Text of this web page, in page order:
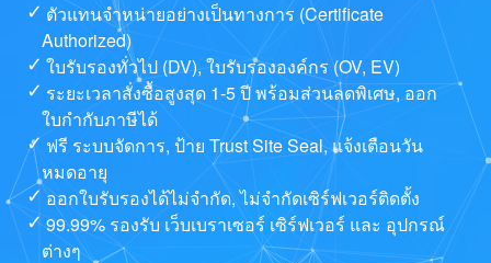
ตัวแทนจำหน่ายอย่างเป็นทางการ (Certificate
Authorized)
ใบรับรองทั่วไป (DV), ใบรับรององค์กร (OV, EV)
ระยะเวลาสั่งซื้อสูงสุด 1-5 ปี พร้อมส่วนลดพิเศษ, ออก
ใบกำกับภาษีได้
ฟรี ระบบจัดการ, ป้าย Trust Site Seal, แจ้งเตือนวัน
หมดอายุ
ออกใบรับรองได้ไม่จำกัด, ไม่จำกัดเซิร์ฟเวอร์ติดตั้ง
99.99% รองรับ เว็บเบราเซอร์ เซิร์ฟเวอร์ และ อุปกรณ์
ต่างๆ